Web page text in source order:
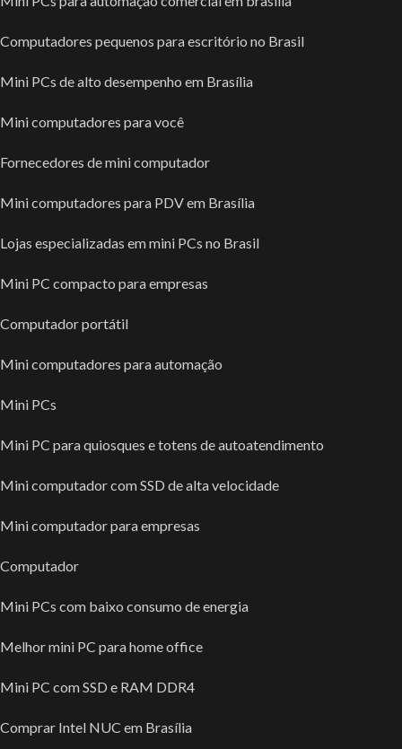
Computadores pequenos para escritório no Brasil
Mini PCs de alto desempenho em Brasília
Mini computadores para você
Fornecedores de mini computador
Mini computadores para PDV em Brasília
Lojas especializadas em mini PCs no Brasil
Mini PC compacto para empresas
Computador portátil
Mini computadores para automação
Mini PCs
Mini PC para quiosques e totens de autoatendimento
Mini computador com SSD de alta velocidade
Mini computador para empresas
Computador
Mini PCs com baixo consumo de energia
Melhor mini PC para home office
Mini PC com SSD e RAM DDR4
Comprar Intel NUC em Brasília